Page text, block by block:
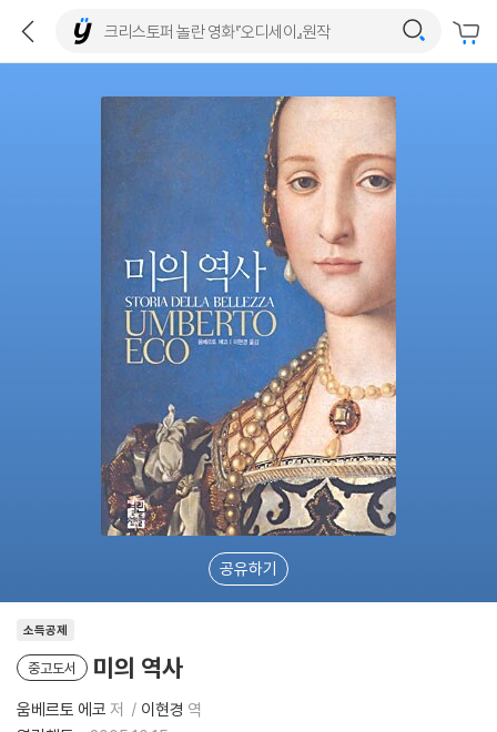
공유하기
소득공제
중고도서 미의 역사
움베르토 에코 저 이현경 역